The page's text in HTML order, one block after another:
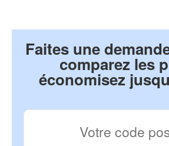
Faites une
comparez les
économisez